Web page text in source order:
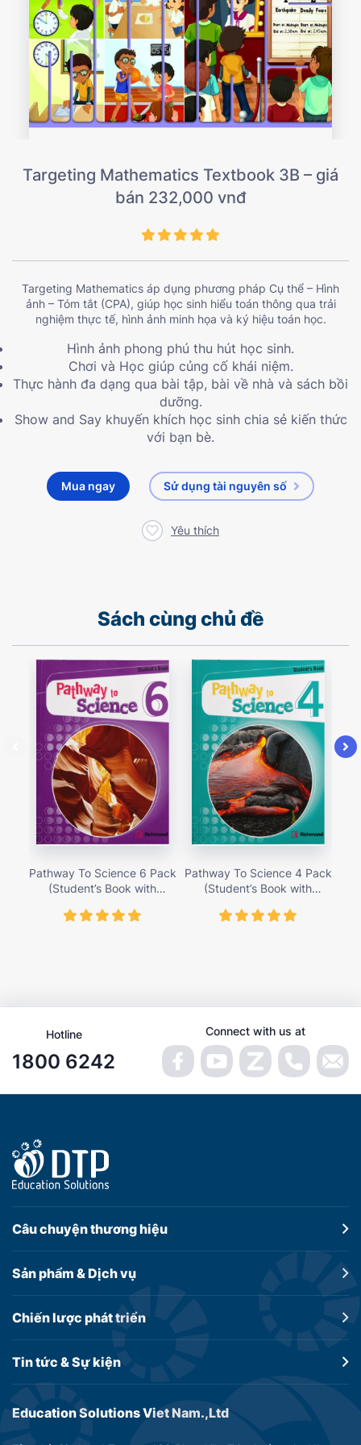
Targeting Mathematics Textbook 3B – giá
bán 232,000 vnđ
Targeting Mathematics áp dụng phương pháp Cụ thể – Hình
ảnh – Tóm tắt (CPA), giúp học sinh hiểu toán thông qua trải
nghiệm thực tế, hình ảnh minh họa và ký hiệu toán học.
Hình ảnh phong phú thu hút học sinh.
Chơi và Học giúp củng cố khái niệm.
Thực hành đa dạng qua bài tập, bài về nhà và sách bồi
dưỡng.
Show and Say khuyến khích học sinh chia sẻ kiến thức
với bạn bè.
Mua ngay Sử dụng tài nguyên số
Yêu thích
Sách cùng chủ đề
Pathway To Science 6 Pack
(Student’s Book with
419,000 vnđ
Pathway To Science 4 Pack
(Student’s Book with
419,000 vnđ
Hotline
1800 6242
Connect with us at
Education Solutions Viet Nam.,Ltd
Câu chuyệnthương hiệu
Sản phẩm &Dịch vụ
Chiến lược phát triển
Tin tức &Sự kiện